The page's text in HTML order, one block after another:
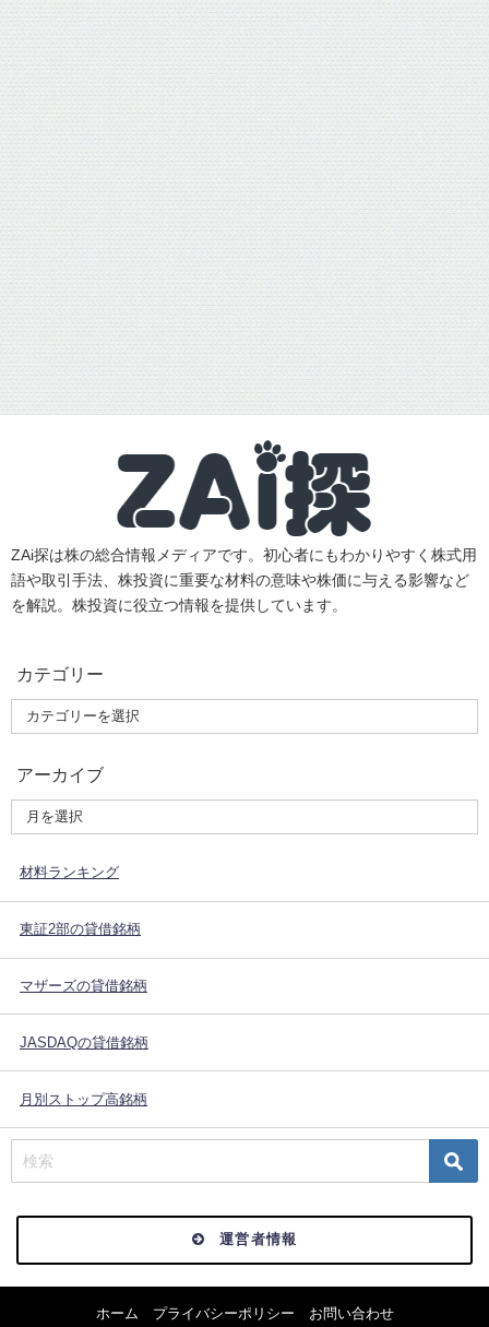
ZAi探は株の総合情報メディアです。初心者にもわかりやすく株式用
語や取引手法、株投資に重要な材料の意味や株価に与える影響など
を解説。株投資に役立つ情報を提供しています。
カテゴリー
アーカイブ
材料ランキング
東証2部の貸借銘柄
マザーズの貸借銘柄
JASDAQの貸借銘柄
月別ストップ高銘柄
運営者情報
ホーム プライバシーポリシー お問い合わせ